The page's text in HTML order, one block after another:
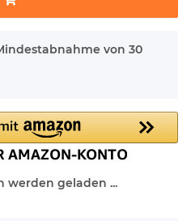
von 30
werden geladen ...